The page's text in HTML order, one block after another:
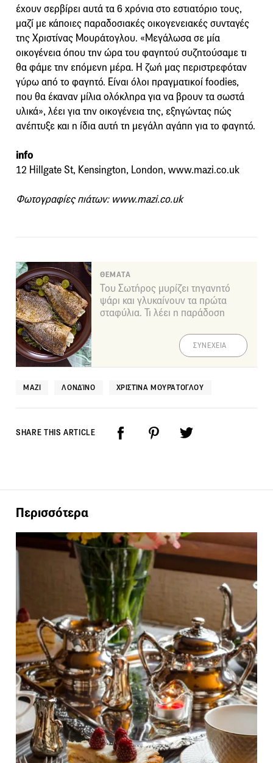
έχουν σερβίρει αυτά τα 6 χρόνια στο εστιατόριο τους,
μαζί με κάποιες παραδοσιακές οικογενειακές συνταγές
της Χριστίνας Μουράτογλου. «Μεγάλωσα σε μία
οικογένεια όπου την ώρα του φαγητού συζητούσαμε τι
θα φάμε την επόμενη μέρα. Η ζωή μας περιστρεφόταν
γύρω από το φαγητό. Είναι όλοι πραγματικοί foodies,
που θα έκαναν μίλια ολόκληρα για να βρουν τα σωστά
υλικά», λέει για την οικογένεια της, εξηγώντας πώς
ανέπτυξε και η ίδια αυτή τη μεγάλη αγάπη για το φαγητό.
info
12 Hillgate St, Kensington, London, www.mazi.co.uk
Φωτογραφίες πιάτων: www.mazi.co.uk
ΘΕΜΑΤΑ
Του Σωτήρος μυρίζει τηγανητό
ψάρι και γλυκαίνουν τα πρώτα
σταφύλια. Τι λέει η παράδοση
ΣΥΝΕΧΕΙΑ
MAZI ΛΟΝΔΊΝΟ ΧΡΙΣΤΊΝΑ ΜΟΥΡΆΤΟΓΛΟΥ
SHARE THIS ARTICLE
Περισσότερα